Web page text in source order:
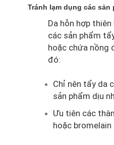
Tránh lạm dụng các sản
Da hỗn hợp
các sản phẩm
hoặc chứa nồng
đó:
Chỉ nên tẩy da
sản phẩm dịu
Ưu tiên các
hoặc